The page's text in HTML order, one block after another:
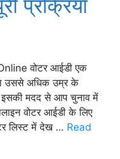
प्रक्रिया
वोटर आईडी एक
उससे अधिक उम्र के
इसकी मदद से आप चुनाव में
वोटर आईडी के लिए
लिस्ट में देख … Read